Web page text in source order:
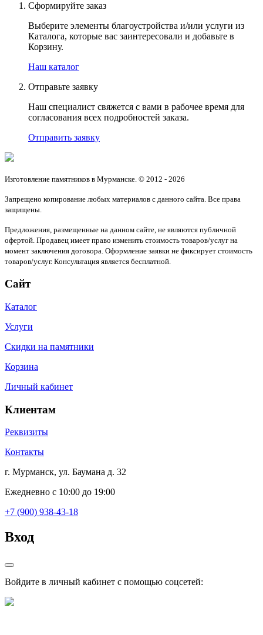
Сформируйте заказ
Выберите элементы благоустройства и/или услуги из
Каталога, которые вас заинтересовали и добавьте в
Корзину.
Наш каталог
Отправьте заявку
Наш специалист свяжется с вами в рабочее время для
согласования всех подробностей заказа.
Отправить заявку
Изготовление памятников в Мурманске. © 2012 - 2026
Запрещено копирование любых материалов с данного сайта. Все права
защищены.
Предложения, размещенные на данном сайте, не являются публичной
офертой. Продавец имеет право изменить стоимость товаров/услуг на
момент заключения договора. Оформление заявки не фиксирует стоимость
товаров/услуг. Консультация является бесплатной.
Сайт
Каталог
Услуги
Скидки на памятники
Корзина
Личный кабинет
Клиентам
Реквизиты
Контакты
г. Мурманск, ул. Баумана д. 32
Ежедневно с 10:00 до 19:00
+7 (900) 938-43-18
Вход
Войдите в личный кабинет с помощью соцсетей: